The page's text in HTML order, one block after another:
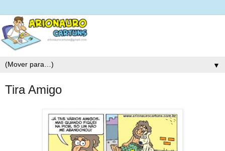
▼
Tira Amigo